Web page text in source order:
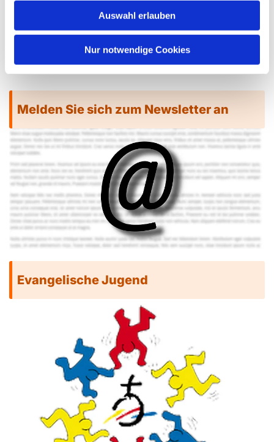
Auswahl erlauben
Nur notwendige Cookies
Mo., Di., Do. u. Fr.:
09.00 Uhr bis 12.00 Uhr
15.30 Uhr bis 17.30 Uhr
Melden Sie sich zum Newsletter an
Evangelische Jugend